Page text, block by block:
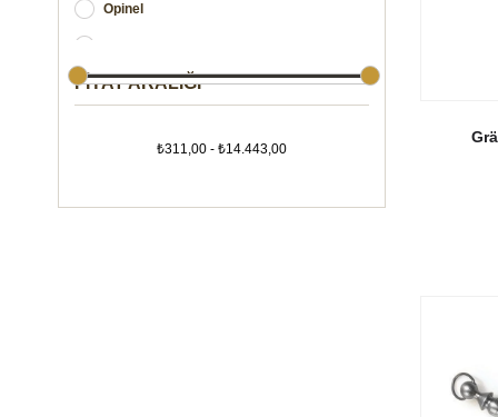
Opinel
Spyderco
FIYAT ARALIĞI
₺311,00 - ₺14.443,00